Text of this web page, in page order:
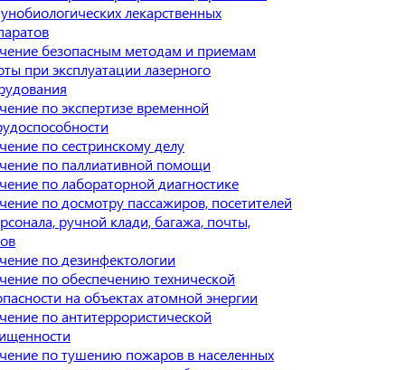
лекарственных
безопасным методам и приемам
при эксплуатации лазерного
по экспертизе временной
по сестринскому делу
по паллиативной помощи
по лабораторной диагностике
по досмотру пассажиров, посетителей
ручной клади, багажа, почты,
по дезинфектологии
по обеспечению технической
на объектах атомной энергии
по антитеррористической
по тушению пожаров в населенных